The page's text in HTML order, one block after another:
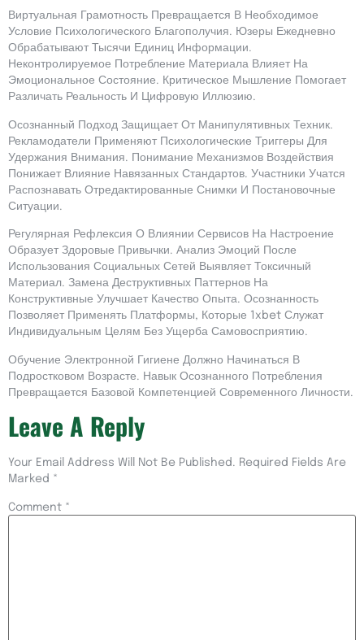
Виртуальная Грамотность Превращается В Необходимое
Условие Психологического Благополучия. Юзеры Ежедневно
Обрабатывают Тысячи Единиц Информации.
Неконтролируемое Потребление Материала Влияет На
Эмоциональное Состояние. Критическое Мышление Помогает
Различать Реальность И Цифровую Иллюзию.
Осознанный Подход Защищает От Манипулятивных Техник.
Рекламодатели Применяют Психологические Триггеры Для
Удержания Внимания. Понимание Механизмов Воздействия
Понижает Влияние Навязанных Стандартов. Участники Учатся
Распознавать Отредактированные Снимки И Постановочные
Ситуации.
Регулярная Рефлексия О Влиянии Сервисов На Настроение
Образует Здоровые Привычки. Анализ Эмоций После
Использования Социальных Сетей Выявляет Токсичный
Материал. Замена Деструктивных Паттернов На
Конструктивные Улучшает Качество Опыта. Осознанность
Позволяет Применять Платформы, Которые 1xbet Служат
Индивидуальным Целям Без Ущерба Самовосприятию.
Обучение Электронной Гигиене Должно Начинаться В
Подростковом Возрасте. Навык Осознанного Потребления
Превращается Базовой Компетенцией Современного Личности.
Leave A Reply
Your Email Address Will Not Be Published. Required Fields Are
Marked *
Comment *